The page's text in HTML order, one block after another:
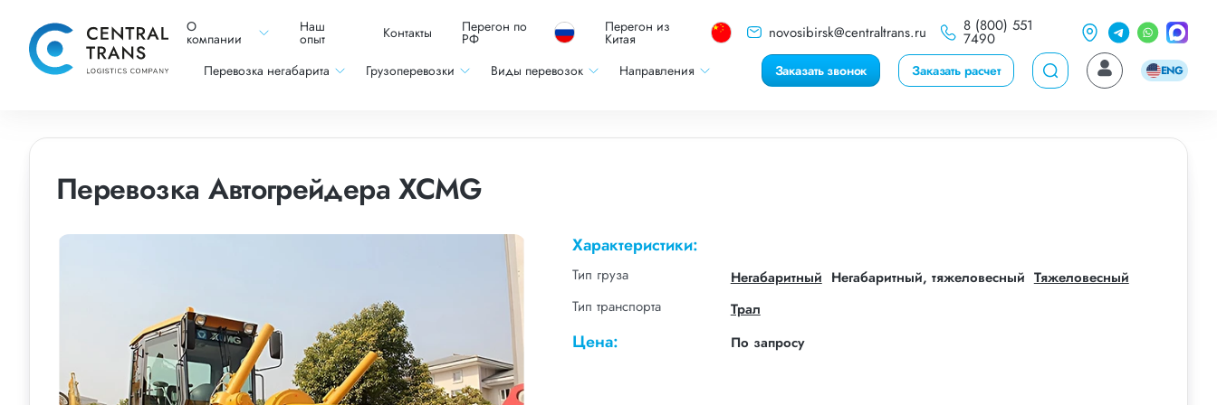
О
компании
Наш
опыт Контакты Перегон по
РФ
Перегон из
Китая novosibirsk@centraltrans.ru 8 (800) 551
7490
Перевозка негабарита Грузоперевозки Виды перевозок Направления Заказать звонок Заказать расчет ENG
Перевозка Автогрейдера XCMG
Характеристики:
Тип груза Негабаритный Негабаритный, тяжеловесный Тяжеловесный
Тип транспорта
Трал
Цена: По запросу